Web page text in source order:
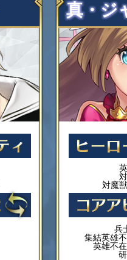
真・ジ
対魔
兵
集結英雄
英雄不